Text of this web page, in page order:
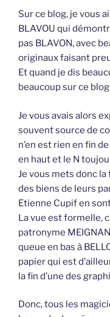
Sur ce blog, je vous
BLAVOU qui
pas BLAVON, avec
originaux faisant
Et quand je dis
beaucoup sur ce
Je vous avais alors
souvent source de
n’en est rien en fin
en haut et le N
Je vous mets donc
des biens de leurs
Etienne Cupif en
La vue est formelle,
patronyme
queue en bas à
papier qui est
la fin d’une des
Donc, tous les